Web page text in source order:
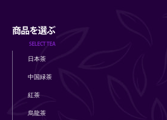
日本茶
中国緑茶
紅茶
烏龍茶